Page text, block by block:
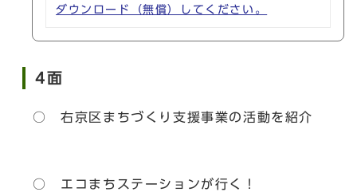
ダウンロード（無償）してください。
4面
○ 右京区まちづくり支援事業の活動を紹介
○ エコまちステーションが行く！